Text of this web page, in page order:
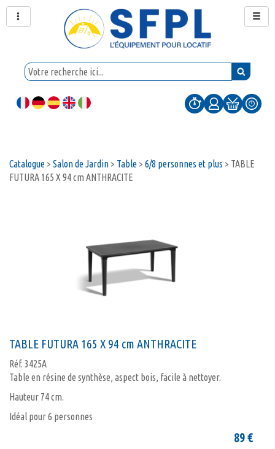
Catalogue> Salon de Jardin> Table> 6/8 personnes et plus > TABLE
FUTURA 165 X 94 cm ANTHRACITE
TABLE FUTURA 165 X 94 cm ANTHRACITE
Réf. 3425A
Table en résine de synthèse, aspect bois, facile à nettoyer.
Hauteur 74 cm.
Idéal pour 6 personnes
89€